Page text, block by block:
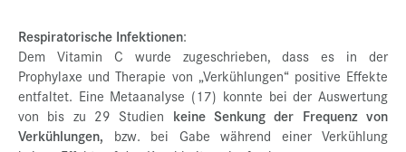
Respiratorische Infektionen:
Dem Vitamin C wurde zugeschrieben, dass es in der
Prophylaxe und Therapie von „Verkühlungen“ positive Effekte
entfaltet. Eine Metaanalyse (17) konnte bei der Auswertung
von bis zu 29 Studien keine Senkung der Frequenz von
Verkühlungen, bzw. bei Gabe während einer Verkühlung